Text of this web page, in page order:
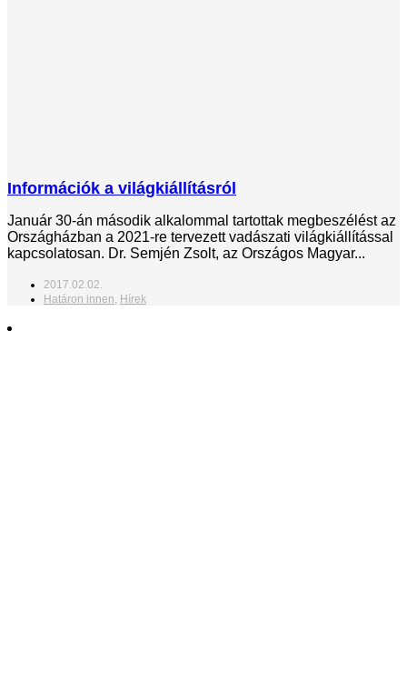
Információk a világkiállításról
Január 30-án második alkalommal tartottak megbeszélést az
Országházban a 2021-re tervezett vadászati világkiállítással
kapcsolatosan. Dr. Semjén Zsolt, az Országos Magyar...
2017.02.02.
Határon innen, Hírek